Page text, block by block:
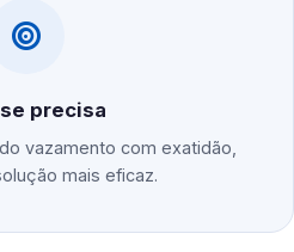
precisa
vazamento com exatidão,
mais eficaz.